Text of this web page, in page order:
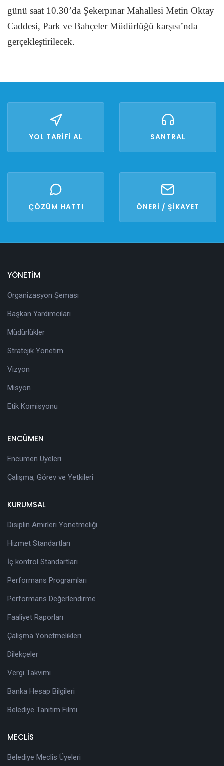
günü saat 10.30’da Şekerpınar Mahallesi Metin Oktay
Caddesi, Park ve Bahçeler Müdürlüğü karşısı’nda
gerçekleştirilecek.
YOL TARİFİ AL SANTRAL
ÇÖZÜM HATTI ÖNERİ / ŞİKAYET
YÖNETİM
Organizasyon Şeması
Başkan Yardımcıları
Müdürlükler
Stratejik Yönetim
Vizyon
Misyon
Etik Komisyonu
ENCÜMEN
Encümen Üyeleri
Çalışma, Görev ve Yetkileri
KURUMSAL
Disiplin Amirleri Yönetmeliği
Hizmet Standartları
İç kontrol Standartları
Performans Programları
Performans Değerlendirme
Faaliyet Raporları
Çalışma Yönetmelikleri
Dilekçeler
Vergi Takvimi
Banka Hesap Bilgileri
Belediye Tanıtım Filmi
MECLİS
Belediye Meclis Üyeleri